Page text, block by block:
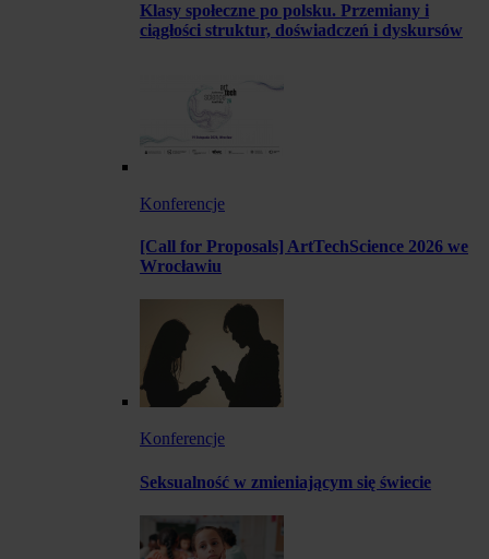
Klasy społeczne po polsku. Przemiany i
ciągłości struktur, doświadczeń i dyskursów
Konferencje
[Call for Proposals] ArtTechScience 2026 we
Wrocławiu
Konferencje
Seksualność w zmieniającym się świecie